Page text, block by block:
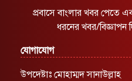
প্রবাসে বাংলার খবর পেতে
ধরনের খবর/
যোগাযোগ
উপদেষ্টাঃ মোহাম্মদ সানাউল্লাহ